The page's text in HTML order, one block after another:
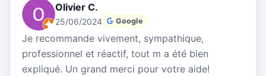
Olivier C.
25/06/2024 Google
Je recommande vivement, sympathique,
professionnel et réactif, tout m a été bien
expliqué. Un grand merci pour votre aide!